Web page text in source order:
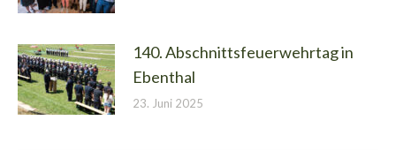
140. Abschnittsfeuerwehrtag in
Ebenthal
23. Juni 2025